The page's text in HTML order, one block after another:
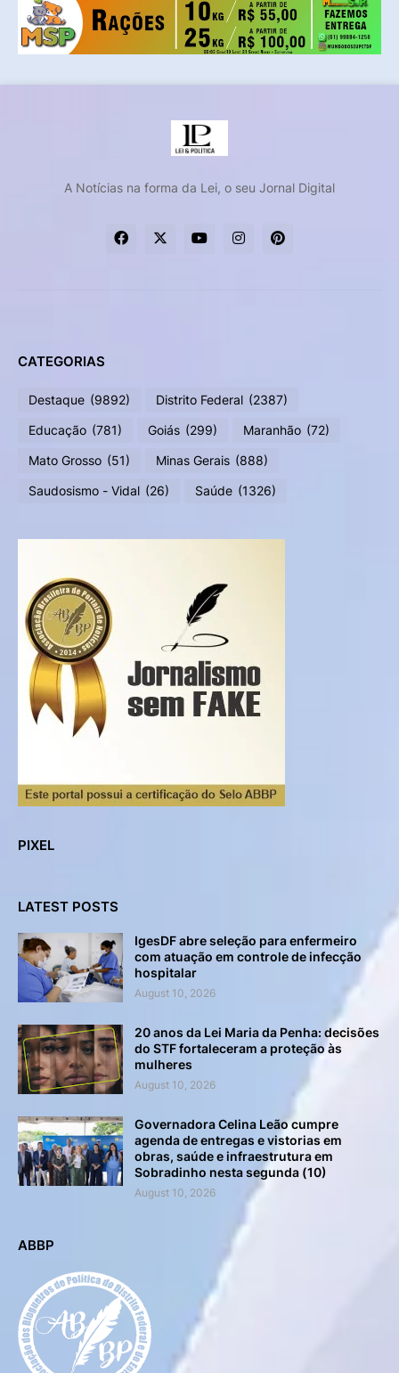
A Notícias na forma da Lei, o seu Jornal Digital
CATEGORIAS
Destaque (9892) Distrito Federal (2387)
Educação (781) Goiás (299) Maranhão (72)
Mato Grosso (51) Minas Gerais (888)
Saudosismo - Vidal (26) Saúde (1326)
PIXEL
LATEST POSTS
IgesDF abre seleção para enfermeiro
com atuação em controle de infecção
hospitalar
August 10, 2026
20 anos da Lei Maria da Penha: decisões
do STF fortaleceram a proteção às
mulheres
August 10, 2026
Governadora Celina Leão cumpre
agenda de entregas e vistorias em
obras, saúde e infraestrutura em
Sobradinho nesta segunda (10)
August 10, 2026
ABBP